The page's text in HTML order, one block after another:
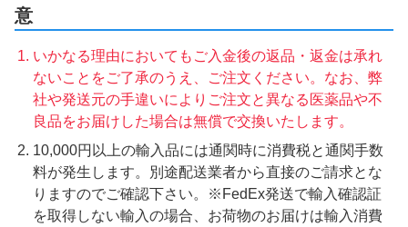
意
いかなる理由においてもご入金後の返品・返金は承れ
ないことをご了承のうえ、ご注文ください。なお、弊
社や発送元の手違いによりご注文と異なる医薬品や不
良品をお届けした場合は無償で交換いたします。
10,000円以上の輸入品には通関時に消費税と通関手数
料が発生します。別途配送業者から直接のご請求とな
りますのでご確認下さい。※FedEx発送で輸入確認証
を取得しない輸入の場合、お荷物のお届けは輸入消費